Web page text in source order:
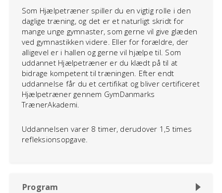
Som Hjælpetræner spiller du en vigtig rolle i den
daglige træning, og det er et naturligt skridt for
mange unge gymnaster, som gerne vil give glæden
ved gymnastikken videre. Eller for forældre, der
alligevel er i hallen og gerne vil hjælpe til. Som
uddannet Hjælpetræner er du klædt på til at
bidrage kompetent til træningen. Efter endt
uddannelse får du et certifikat og bliver certificeret
Hjælpetræner gennem GymDanmarks
TrænerAkademi.
Uddannelsen varer 8 timer, derudover 1,5 times
refleksionsopgave.
Program